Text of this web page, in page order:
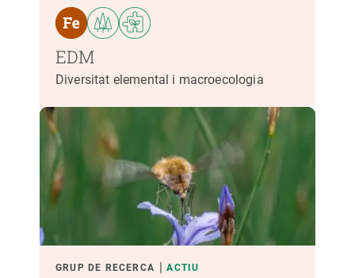
EDM
Diversitat elemental i macroecologia
GRUP DE RECERCA ACTIU